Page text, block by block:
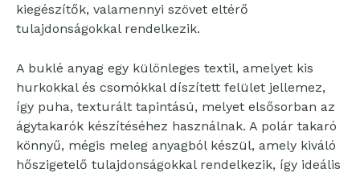
kiegészítők, valamennyi szövet eltérő
tulajdonságokkal rendelkezik.
A buklé anyag egy különleges textil, amelyet kis
hurkokkal és csomókkal díszített felület jellemez,
így puha, texturált tapintású, melyet elsősorban az
ágytakarók készítéséhez használnak. A polár takaró
könnyű, mégis meleg anyagból készül, amely kiváló
hőszigetelő tulajdonságokkal rendelkezik, így ideális